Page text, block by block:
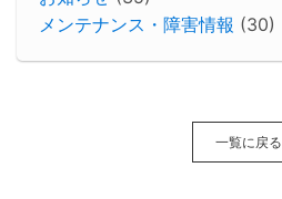
メンテナンス・障害情報 (30)
一覧に戻る